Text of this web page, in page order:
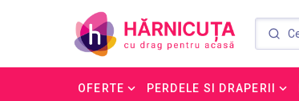
OFERTE PERDELE SI DRAPERII